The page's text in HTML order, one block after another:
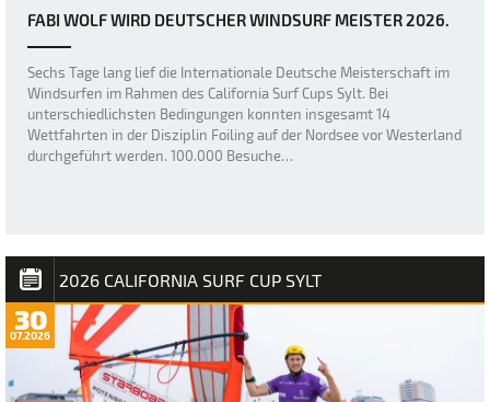
FABI WOLF WIRD DEUTSCHER WINDSURF MEISTER 2026.
Sechs Tage lang lief die Internationale Deutsche Meisterschaft im
Windsurfen im Rahmen des California Surf Cups Sylt. Bei
unterschiedlichsten Bedingungen konnten insgesamt 14
Wettfahrten in der Disziplin Foiling auf der Nordsee vor Westerland
durchgeführt werden. 100.000 Besuche…
2026 CALIFORNIA SURF CUP SYLT
30
07.2026